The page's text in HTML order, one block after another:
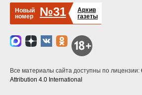
Новый
номер
№31
Архив
газеты
Все материалы сайта доступны по лицензии:
Attribution 4.0 International